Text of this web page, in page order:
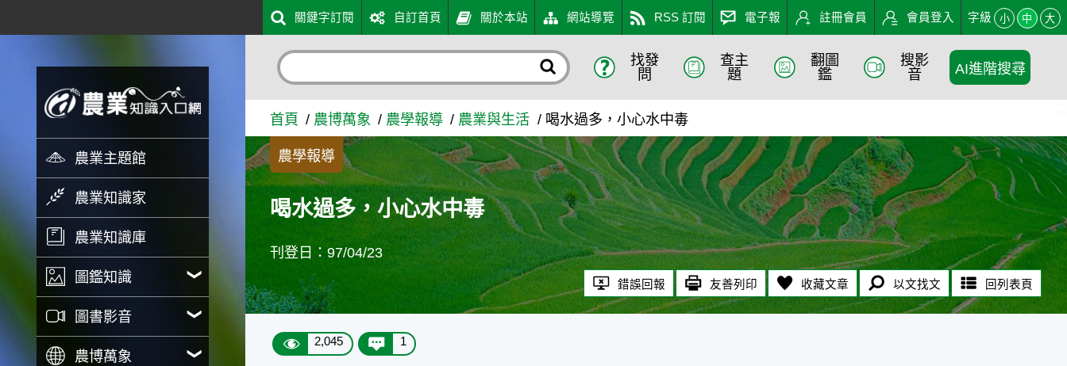
喝水過多，小心水中毒 - 農業知識入口網
農業主題館
農業知識家
農業知識庫
圖鑑知識
圖書影音
農博萬象
關鍵字訂閱 自訂首頁 關於本站 網站導覽 RSS 訂閱 電子報 註冊會員 會員登入 字級 小 中 大
找發
問
查主
題
翻圖
鑑
搜影
音
AI進階搜尋
首頁 農博萬象 農學報導 農業與生活 喝水過多，小心水中毒
農學報導
喝水過多，小心水中毒
刊登日：97/04/23
錯誤回報 友善列印 收藏文章 以文找文 回列表頁
2,045 1